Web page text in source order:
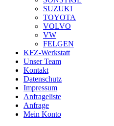
SUZUKI
TOYOTA
VOLVO
VW
FELGEN
KFZ-Werkstatt
Unser Team
Kontakt
Datenschutz
Impressum
Anfrageliste
Anfrage
Mein Konto